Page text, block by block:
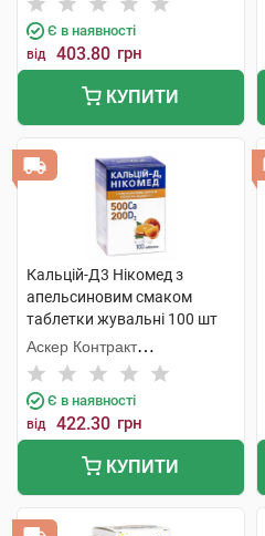
Є в наявності
від 403.80 грн
КУПИТИ
Кальцій-Д3 Нікомед з
апельсиновим смаком
таблетки жувальні 100 шт
Аскер Контракт
Мануфекчерінг АС
Є в наявності
від 422.30 грн
КУПИТИ